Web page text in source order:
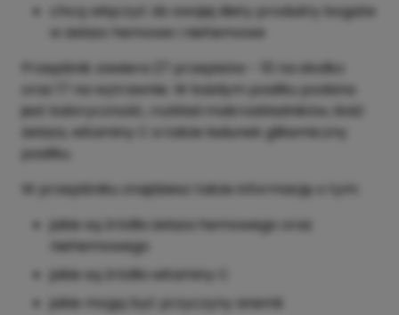
chcą włączyć do swojej diety produkty bogate
w żelazo hemowe i niehemowe
Przepiśnik zawiera 27 przepisów - 10 na słodko
oraz 17 na wytrawnie. W każdym posiłku podana
jest kaloryczność, rozkład makroskładników, ilość
żelaza, witaminy C a także ładunek glikemiczny
posiłku.
W przepiśniku znajdziesz także informację o tym:
jakie są źródła żelaza hemowego oraz
niehemowego
jakie są źródła witaminy C
jakie mogą być przyczyny anemii